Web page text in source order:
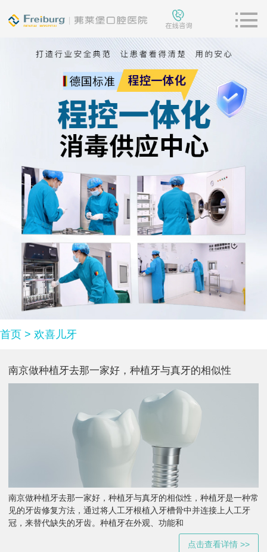
首页 > 欢喜儿牙
南京做种植牙去那一家好，种植牙与真牙的相似性
南京做种植牙去那一家好，种植牙与真牙的相似性，种植牙是一种常
见的牙齿修复方法，通过将人工牙根植入牙槽骨中并连接上人工牙
冠，来替代缺失的牙齿。种植牙在外观、功能和
点击查看详情 >>